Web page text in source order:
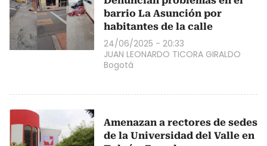
barrio La Asunción por
habitantes de la calle
24/06/2025 - 20:33
JUAN LEONARDO TICORA GIRALDO
Bogotá
Amenazan a rectores de sedes
de la Universidad del Valle en